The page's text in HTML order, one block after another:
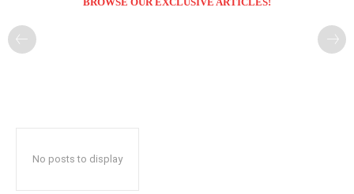
No posts to display